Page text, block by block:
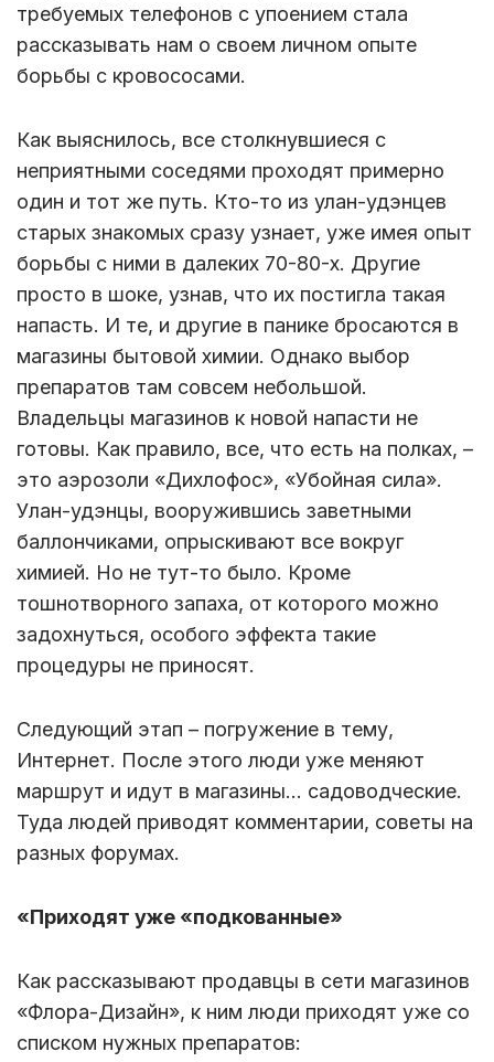
требуемых телефонов с упоением стала
рассказывать нам о своем личном опыте
борьбы с кровососами.
Как выяснилось, все столкнувшиеся с
неприятными соседями проходят примерно
один и тот же путь. Кто-то из улан-удэнцев
старых знакомых сразу узнает, уже имея опыт
борьбы с ними в далеких 70-80-х. Другие
просто в шоке, узнав, что их постигла такая
напасть. И те, и другие в панике бросаются в
магазины бытовой химии. Однако выбор
препаратов там совсем небольшой.
Владельцы магазинов к новой напасти не
готовы. Как правило, все, что есть на полках, –
это аэрозоли «Дихлофос», «Убойная сила».
Улан-удэнцы, вооружившись заветными
баллончиками, опрыскивают все вокруг
химией. Но не тут-то было. Кроме
тошнотворного запаха, от которого можно
задохнуться, особого эффекта такие
процедуры не приносят.
Следующий этап – погружение в тему,
Интернет. После этого люди уже меняют
маршрут и идут в магазины… садоводческие.
Туда людей приводят комментарии, советы на
разных форумах.
«Приходят уже «подкованные»
Как рассказывают продавцы в сети магазинов
«Флора-Дизайн», к ним люди приходят уже со
списком нужных препаратов: